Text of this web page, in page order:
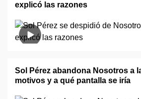
explicó las razones
Sol Pérez abandona Nosotros a
motivos y a qué pantalla se iría